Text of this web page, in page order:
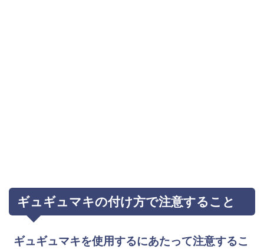
ギュギュマキの付け方で注意すること
ギュギュマキを使用するにあたって注意するこ